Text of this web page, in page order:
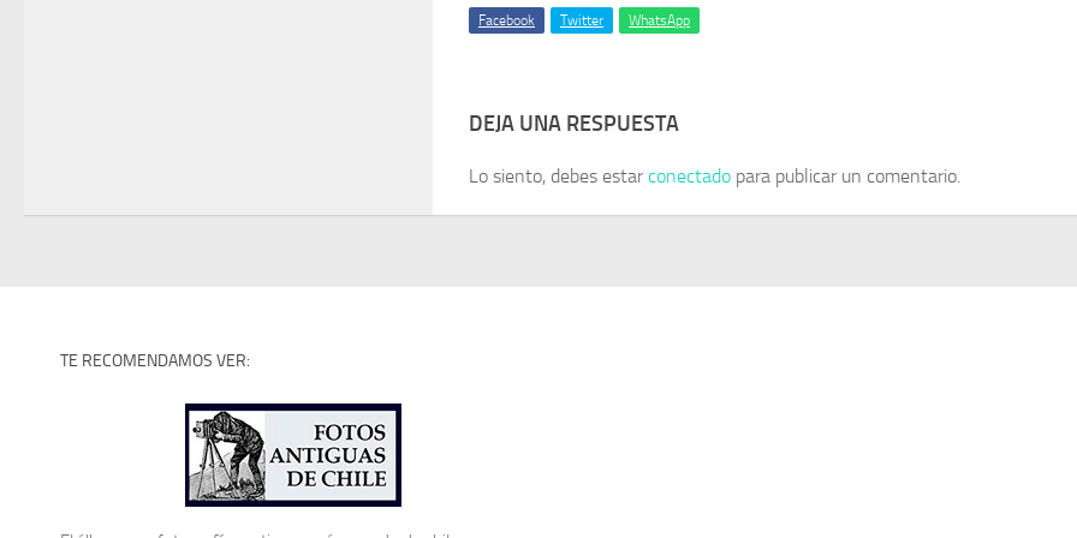
Facebook Twitter WhatsApp
DEJA UNA RESPUESTA
Lo siento, debes estarconectado para publicar un comentario.
TE RECOMENDAMOS VER: